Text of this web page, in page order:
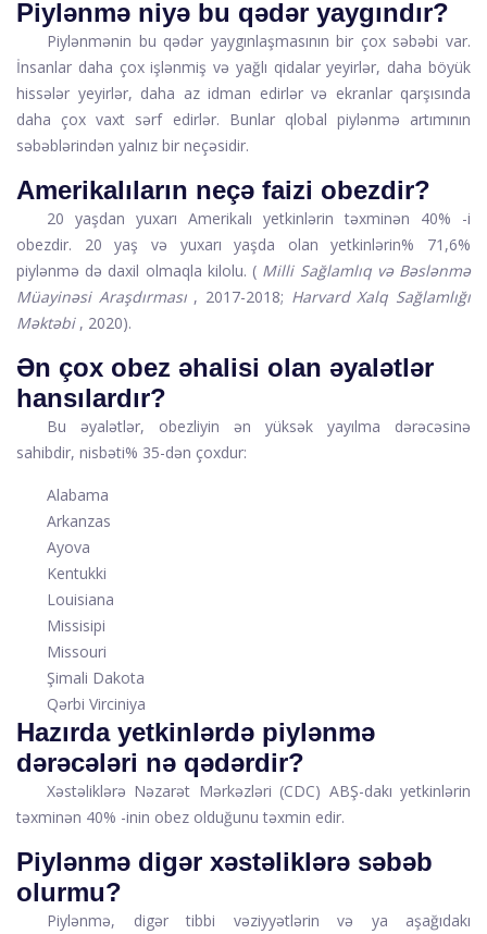
Piylənmə niyə bu qədər yaygındır?
Piylənmənin bu qədər yaygınlaşmasının bir çox səbəbi var.
İnsanlar daha çox işlənmiş və yağlı qidalar yeyirlər, daha böyük
hissələr yeyirlər, daha az idman edirlər və ekranlar qarşısında
daha çox vaxt sərf edirlər. Bunlar qlobal piylənmə artımının
səbəblərindən yalnız bir neçəsidir.
Amerikalıların neçə faizi obezdir?
20 yaşdan yuxarı Amerikalı yetkinlərin təxminən 40% -i
obezdir. 20 yaş və yuxarı yaşda olan yetkinlərin% 71,6%
piylənmə də daxil olmaqla kilolu. ( Milli Sağlamlıq və Bəslənmə
Müayinəsi Araşdırması , 2017-2018; Harvard Xalq Sağlamlığı
Məktəbi , 2020).
Ən çox obez əhalisi olan əyalətlər
hansılardır?
Bu əyalətlər, obezliyin ən yüksək yayılma dərəcəsinə
sahibdir, nisbəti% 35-dən çoxdur:
Alabama
Arkanzas
Ayova
Kentukki
Louisiana
Missisipi
Missouri
Şimali Dakota
Qərbi Virciniya
Hazırda yetkinlərdə piylənmə
dərəcələri nə qədərdir?
Xəstəliklərə Nəzarət Mərkəzləri (CDC) ABŞ-dakı yetkinlərin
təxminən 40% -inin obez olduğunu təxmin edir.
Piylənmə digər xəstəliklərə səbəb
olurmu?
Piylənmə, digər tibbi vəziyyətlərin və ya aşağıdakı